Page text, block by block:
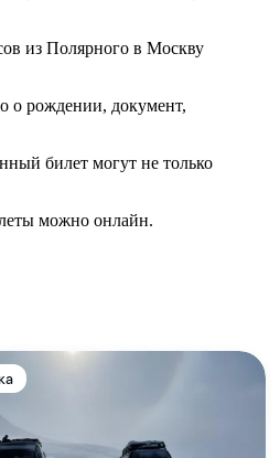
из Полярного в Москву
о рождении, документ,
билет могут не только
можно онлайн.